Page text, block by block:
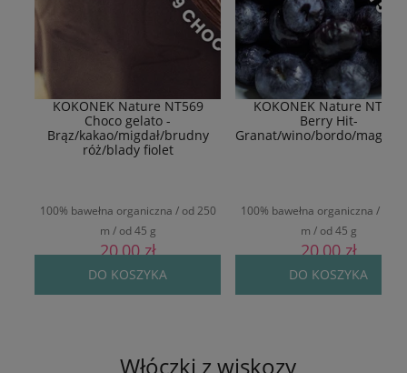
KOKONEK Nature NT569
Choco gelato -
Brąz/kakao/migdał/brudny
róż/blady fiolet
100% bawełna organiczna / od 250
m / od 45 g
20,00 zł
DO KOSZYKA
KOKONEK Nature NT577
Berry Hit-
Granat/wino/bordo/
100% bawełna organiczna / od
m / od 45 g
20,00 zł
DO KOSZYKA
Włóczki z wiskozy